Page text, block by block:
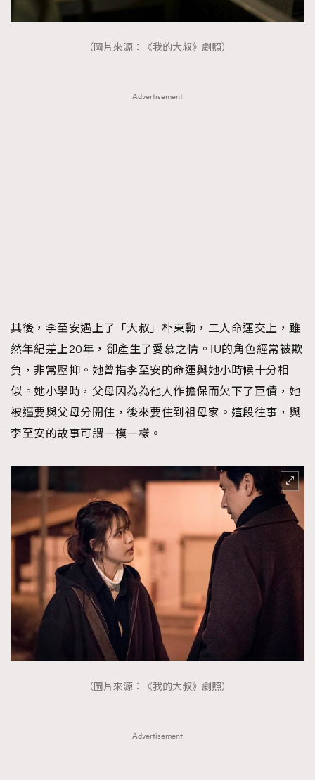
（圖片來源：《我的大叔》劇照）
Advertisement
其後，李至安遇上了「大叔」朴東勳，二人命運交上，雖
然年紀差上20年，卻產生了愛慕之情。IU的角色經常被欺
負，非常壓抑。她曾指李至安的命運與她小時候十分相
似。她小學時，父母因為為他人作擔保而欠下了巨債，她
被逼要與父母分開住，後來要住到祖母家。這段往事，與
李至安的故事可謂一模一樣。
（圖片來源：《我的大叔》劇照）
Advertisement